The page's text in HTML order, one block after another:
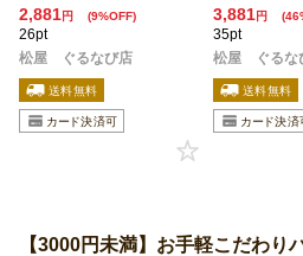
2,881円 (9%OFF)
26pt
松屋 ぐるなび店
3,881円
35pt
松屋 ぐるな
【3000円未満】お手軽こだわり